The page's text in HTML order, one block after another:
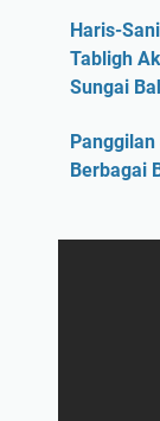
Haris-
Tabligh
Sungai
Berbagai